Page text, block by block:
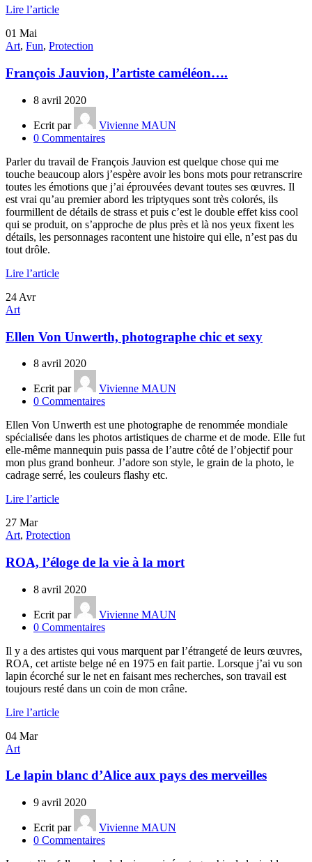
Lire l’article
01 Mai
Art, Fun, Protection
François Jauvion, l’artiste caméléon….
8 avril 2020
Ecrit par
Vivienne MAUN
0 Commentaires
Parler du travail de François Jauvion est quelque chose qui me
touche beaucoup alors j’espère avoir les bons mots pour retranscrire
toutes les émotions que j’ai éprouvées devant toutes ses œuvres. Il
est vrai qu’au premier abord les triptyques sont très colorés, ils
fourmillent de détails de strass et puis c’est le double effet kiss cool
qui se produit, on s’approche de plus près et là nos yeux fixent les
détails, les personnages racontent une histoire qui elle, n’est pas du
tout drôle.
Lire l’article
24 Avr
Art
Ellen Von Unwerth, photographe chic et sexy
8 avril 2020
Ecrit par
Vivienne MAUN
0 Commentaires
Ellen Von Unwerth est une photographe de renommée mondiale
spécialisée dans les photos artistiques de charme et de mode. Elle fut
elle-même mannequin puis passa de l’autre côté de l’objectif pour
mon plus grand bonheur. J’adore son style, le grain de la photo, le
cadrage serré, les couleurs flashy etc.
Lire l’article
27 Mar
Art, Protection
ROA, l’éloge de la vie à la mort
8 avril 2020
Ecrit par
Vivienne MAUN
0 Commentaires
Il y a des artistes qui vous marquent par l’étrangeté de leurs œuvres,
ROA, cet artiste belge né en 1975 en fait partie. Lorsque j’ai vu son
lapin écorché sur le net en faisant mes recherches, son travail est
toujours resté dans un coin de mon crâne.
Lire l’article
04 Mar
Art
Le lapin blanc d’Alice aux pays des merveilles
9 avril 2020
Ecrit par
Vivienne MAUN
0 Commentaires